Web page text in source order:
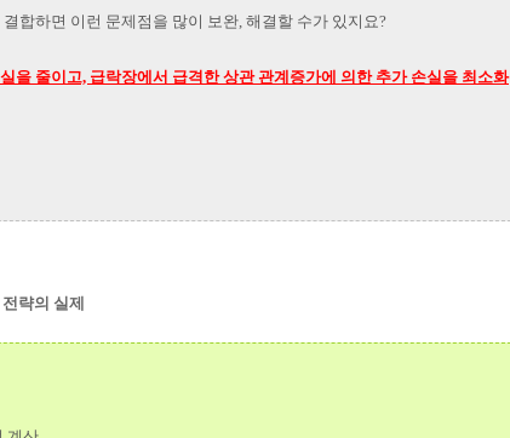
합하면 이런 문제점을 많이 보완, 해결할 수가 있지요?
을 줄이고, 급락장에서 급격한 상관 관계증가에 의한 추가 손실을 최소화
략의 실제